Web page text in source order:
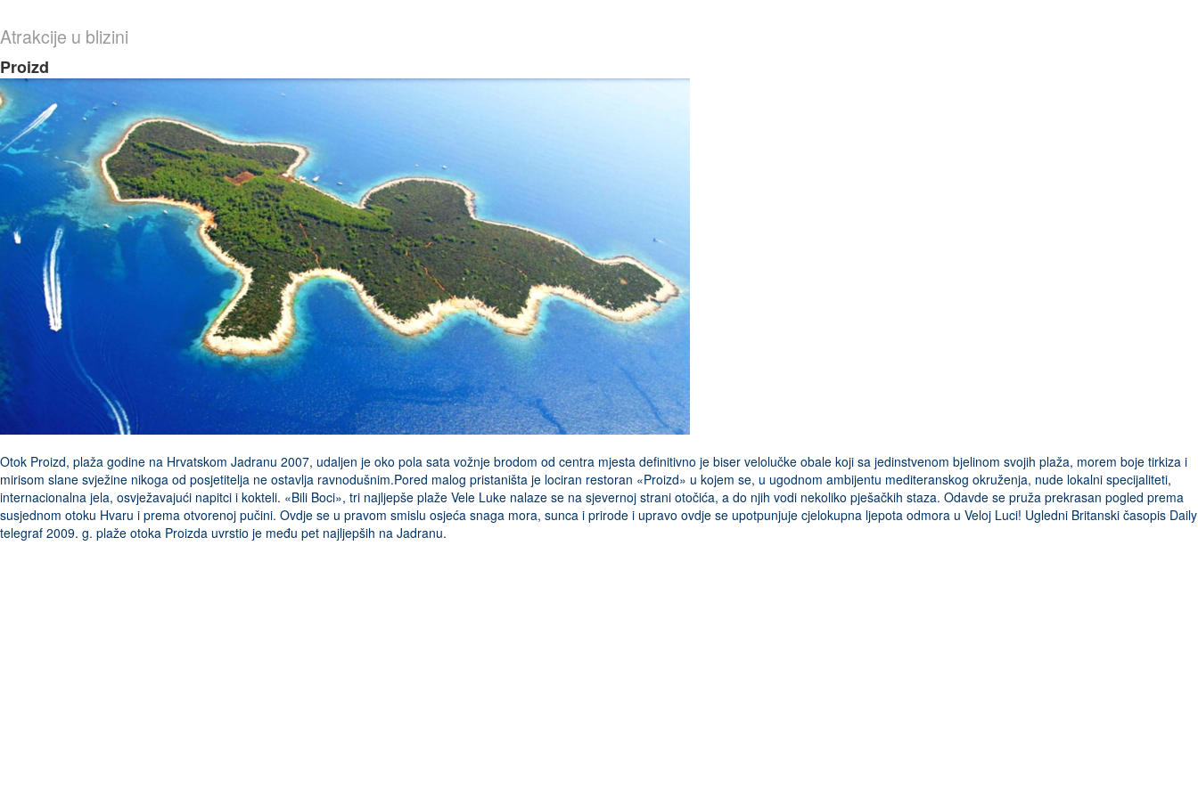
Atrakcije u blizini
Proizd
Otok Proizd, plaža godine na Hrvatskom Jadranu 2007, udaljen je oko pola sata vožnje brodom od centra mjesta definitivno je biser velolučke obale koji sa jedinstvenom bjelinom svojih plaža, morem boje tirkiza i
mirisom slane svježine nikoga od posjetitelja ne ostavlja ravnodušnim.Pored malog pristaništa je lociran restoran «Proizd» u kojem se, u ugodnom ambijentu mediteranskog okruženja, nude lokalni specijaliteti,
internacionalna jela, osvježavajući napitci i kokteli. «Bili Boci», tri najljepše plaže Vele Luke nalaze se na sjevernoj strani otočića, a do njih vodi nekoliko pješačkih staza. Odavde se pruža prekrasan pogled prema
susjednom otoku Hvaru i prema otvorenoj pučini. Ovdje se u pravom smislu osjeća snaga mora, sunca i prirode i upravo ovdje se upotpunjuje cjelokupna ljepota odmora u Veloj Luci! Ugledni Britanski časopis Daily
telegraf 2009. g. plaže otoka Proizda uvrstio je među pet najljepših na Jadranu.